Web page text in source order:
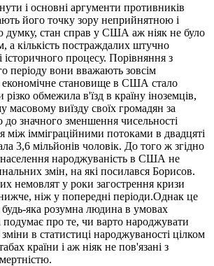
і основні аргументи противників
його точку зору неприйнятною і
думку, стан справ у США аж ніяк не було
а кількість постраждалих штучно
історичного процесу. Порівняння з
періоду вони вважають зовсім
становище в США стало
обмежила в'їзд в країну іноземців,
виїзду своїх громадян за
значного зменшення чисельності
між імміграційними потоками в двадцяті
3,6 мільйонів чоловік. До того ж згідно
народжуваність в США не
змін, на які посилався Борисов.
немовлят у роки загострення кризи
ніж у попередні періоди.Однак це
яка розумна людина в умовах
подумає про те, чи варто народжувати
зміни в статистиці народжуваності цілком
країни і аж ніяк не пов'язані з